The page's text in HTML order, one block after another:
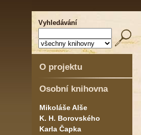
Vyhledávání
O projektu
Osobní knihovna
Mikoláše Alše
K. H. Borovského
Karla Čapka